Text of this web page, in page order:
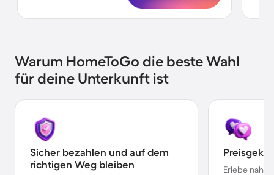
Warum HomeToGo die beste Wahl
für deine Unterkunft ist
Sicher bezahlen und auf dem
richtigen Weg bleiben
Erlebe